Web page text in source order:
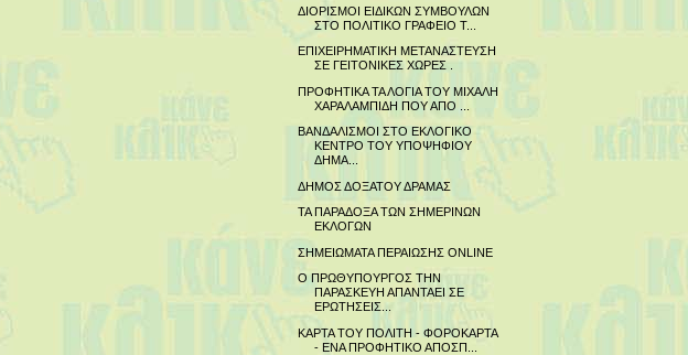
ΔΙΟΡΙΣΜΟΙ ΕΙΔΙΚΩΝ ΣΥΜΒΟΥΛΩΝ
ΣΤΟ ΠΟΛΙΤΙΚΟ ΓΡΑΦΕΙΟ Τ...
ΕΠΙΧΕΙΡΗΜΑΤΙΚΗ ΜΕΤΑΝΑΣΤΕΥΣΗ
ΣΕ ΓΕΙΤΟΝΙΚΕΣ ΧΩΡΕΣ .
ΠΡΟΦΗΤΙΚΑ ΤΑ ΛΟΓΙΑ ΤΟΥ ΜΙΧΑΛΗ
ΧΑΡΑΛΑΜΠΙΔΗ ΠΟΥ ΑΠΟ ...
ΒΑΝΔΑΛΙΣΜΟΙ ΣΤΟ ΕΚΛΟΓΙΚΟ
ΚΕΝΤΡΟ ΤΟΥ ΥΠΟΨΗΦΙΟΥ
ΔΗΜΑ...
ΔΗΜΟΣ ΔΟΞΑΤΟΥ ΔΡΑΜΑΣ
ΤΑ ΠΑΡΑΔΟΞΑ ΤΩΝ ΣΗΜΕΡΙΝΩΝ
ΕΚΛΟΓΩΝ
ΣΗΜΕΙΩΜΑΤΑ ΠΕΡΑΙΩΣΗΣ ONLINE
Ο ΠΡΩΘΥΠΟΥΡΓΟΣ ΤΗΝ
ΠΑΡΑΣΚΕΥΗ ΑΠΑΝΤΑΕΙ ΣΕ
ΕΡΩΤΗΣΕΙΣ...
ΚΑΡΤΑ ΤΟΥ ΠΟΛΙΤΗ - ΦΟΡΟΚΑΡΤΑ
- ΕΝΑ ΠΡΟΦΗΤΙΚΟ ΑΠΟΣΠ...